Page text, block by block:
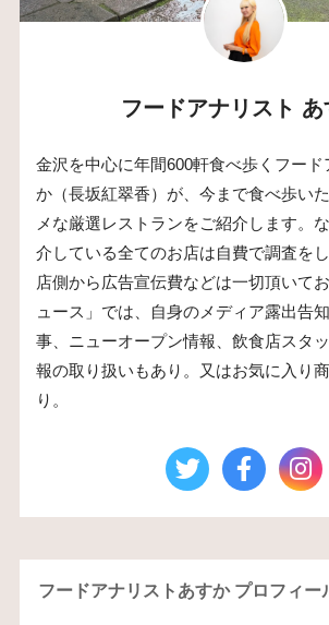
フードアナリスト
金沢を中心に年間600軒食べ歩くフード
か（長坂紅翠香）が、今まで食べ歩い
メな厳選レストランをご紹介します。
介している全てのお店は自費で調査を
店側から広告宣伝費などは一切頂いて
ュース」では、自身のメディア露出告
事、ニューオープン情報、飲食店スタ
報の取り扱いもあり。又はお気に入り
り。
フードアナリストあすか プロフィー